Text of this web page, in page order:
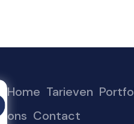
Home Tarieven
ons Contact